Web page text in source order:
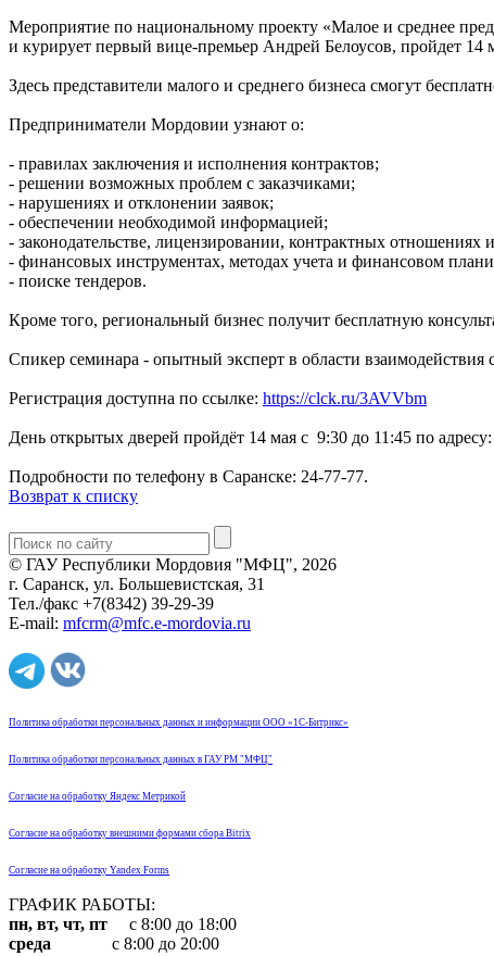
Мероприятие по национальному проекту «Малое и среднее
и курирует первый вице-премьер Андрей Белоусов, пройдет 14
Здесь представители малого и среднего бизнеса смогут
Предприниматели Мордовии узнают о:
- правилах заключения и исполнения контрактов;
- решении возможных проблем с заказчиками;
- нарушениях и отклонении заявок;
- обеспечении необходимой информацией;
- законодательстве, лицензировании, контрактных
- финансовых инструментах, методах учета и финансовом
- поиске тендеров.
Кроме того, региональный бизнес получит бесплатную
Спикер семинара - опытный эксперт в области взаимодействия
Регистрация доступна по ссылке: https://clck.ru/3AVVbm
День открытых дверей пройдёт 14 мая с 9:30 до 11:45 по
Подробности по телефону в Саранске: 24-77-77.
Возврат к списку
© ГАУ Республики Мордовия "МФЦ", 2026
г. Саранск, ул. Большевистская, 31
Тел./факс +7(8342) 39-29-39
E-mail: mfcrm@mfc.e-mordovia.ru
Политика обработки персональных данных и информации ООО «1С-Битрикс»
Политика обработки персональных данных в ГАУ РМ "МФЦ"
Согласие на обработку Яндекс Метрикой
Согласие на обработку внешними формами сбора Bitrix
Согласие на обработку Yandex Forms
ГРАФИК РАБОТЫ:
пн, вт, чт, пт с 8:00 до 18:00
среда с 8:00 до 20:00